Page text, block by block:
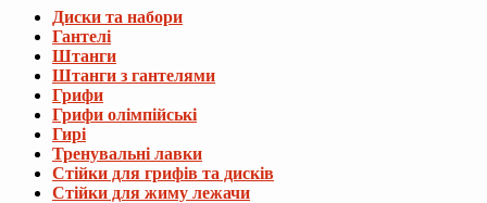
Диски та набори
Гантелі
Штанги
Штанги з гантелями
Грифи
Грифи олімпійські
Гирі
Тренувальні лавки
Стійки для грифів та дисків
Стійки для жиму лежачи